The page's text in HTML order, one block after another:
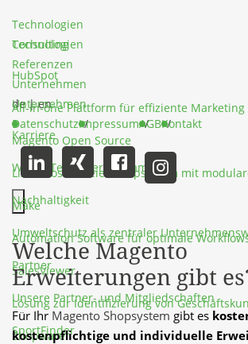
Technologien
Technologien
HubSpot
All-in-one Plattform für effiziente Marketing
Magento Open Source
Lizenzkostenfreies Shopsystem mit
Make
Automation Software für optimale
SalesViewer
Lösung zur Identifizierung von
Shopware
Consulting
Referenzen
Unternehmen
Unternehmen
Karriere
Werde Teil unseres Teams
Nachhaltigkeit
Umweltschutz als zentraler
Partner
Unsere Partner- und Mitgliedschaften
SportFinder
de|en
DatenschutzImpressumAGBKontakt
Welche Magento
Erweiterungen gibt
Für Ihr Magento Shopsystem gibt es
kostenpflichtige und individuelle